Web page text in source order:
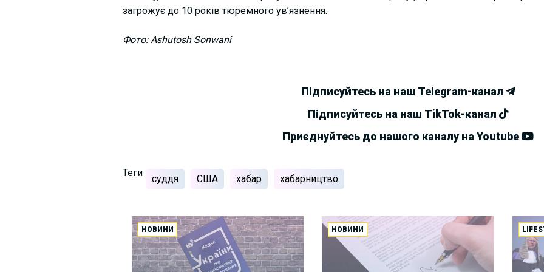
загрожує до 10 років тюремного ув’язнення.
Фото: Ashutosh Sonwani
Підписуйтесь на наш Telegram-канал
Підписуйтесь на наш TikTok-канал
Приєднуйтесь до нашого каналу на Youtube
Теги
суддя США хабар хабарництво
НОВИНИ НОВИНИ